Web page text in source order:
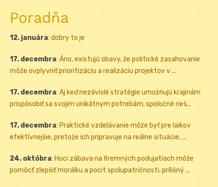
Poradňa
12. januára: dobry to je
17. decembra: Áno, existujú obavy, že politické zasahovanie
môže ovplyvniť prioritizáciu a realizáciu projektov v ...
17. decembra: Aj keď nezávislé stratégie umožňujú krajinám
prispôsobiť sa svojim unikátnym potrebám, spoločné rieš...
17. decembra: Praktické vzdelávanie môže byť pre laikov
efektívnejšie, pretože ich pripravuje na reálne situácie, ...
24. októbra: Hoci zábava na firemných podujatiach môže
pomôcť zlepšiť morálku a pocit spolupatričnosti, prílišný ...